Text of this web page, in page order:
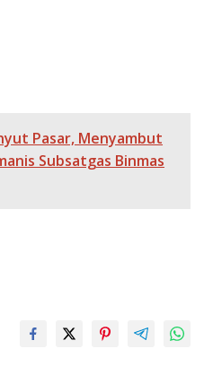
Pasar, Menyambut
Subsatgas Binmas